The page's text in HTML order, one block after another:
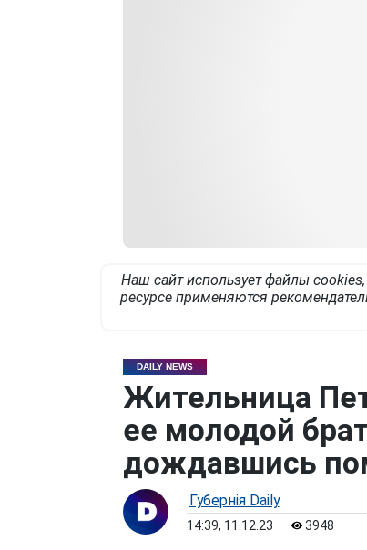
Наш сайт использует файлы
ресурсе применяются
DAILY NEWS
Жительница
ее молодой
дождавшись
Губернiя Daily
14:39, 11.12.23 3948